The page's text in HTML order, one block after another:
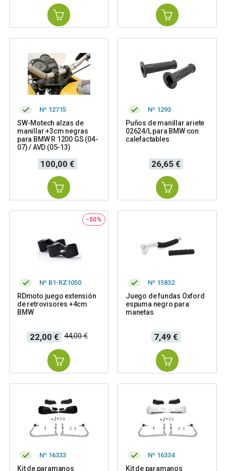
Nº 12715
SW-Motech alzas de
manillar +3cm negras
para BMW R 1200 GS (04-
07) / AVD (05-13)
Precio
100,00 €
Nº 1293
Puños de manillar ariete
02624/L para BMW con
calefactables
Precio
26,65 €
-50%
Nº B1-RZ1050
RDmoto juego extensión
de retrovisores +4cm
BMW
Precio
22,00 €
Precio
base
44,00 €
Nº 15832
Juego de fundas Oxford
espuma negro para
manetas
Precio
7,49 €
Nº 16333
Kit de paramanos
Nº 16334
Kit de paramanos